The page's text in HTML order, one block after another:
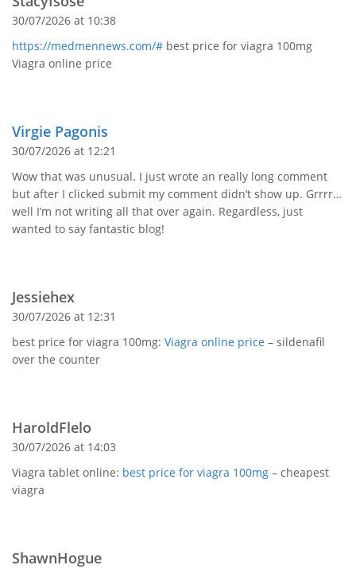
30/07/2026 at 10:38
https://medmennews.com/# best price for viagra 100mg
Viagra online price
Virgie Pagonis
30/07/2026 at 12:21
Wow that was unusual. I just wrote an really long comment
but after I clicked submit my comment didn’t show up. Grrrr…
well I’m not writing all that over again. Regardless, just
wanted to say fantastic blog!
Jessiehex
30/07/2026 at 12:31
best price for viagra 100mg: Viagra online price – sildenafil
over the counter
HaroldFlelo
30/07/2026 at 14:03
Viagra tablet online: best price for viagra 100mg – cheapest
viagra
ShawnHogue